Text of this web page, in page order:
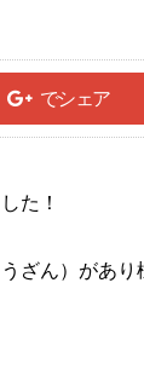
でシェア
た！
ざん）があ